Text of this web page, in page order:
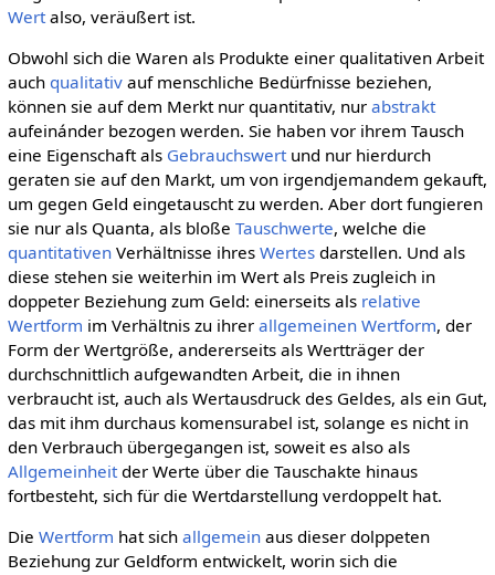
Wertalso, veräußert ist.
Obwohl sich die Waren als Produkte einer qualitativen Arbeit
auch qualitativauf menschliche Bedürfnisse beziehen,
können sie auf dem Merkt nur quantitativ, nur abstrakt
aufeinánder bezogen werden. Sie haben vor ihrem Tausch
eine Eigenschaft als Gebrauchswertund nur hierdurch
geraten sie auf den Markt, um von irgendjemandem gekauft,
um gegen Geld eingetauscht zu werden. Aber dort fungieren
sie nur als Quanta, als bloße Tauschwerte, welche die
quantitativenVerhältnisse ihres Wertesdarstellen. Und als
diese stehen sie weiterhin im Wert als Preis zugleich in
doppeter Beziehung zum Geld: einerseits als relative
Wertform im Verhältnis zu ihrer allgemeinen Wertform, der
Form der Wertgröße, andererseits als Wertträger der
durchschnittlich aufgewandten Arbeit, die in ihnen
verbraucht ist, auch als Wertausdruck des Geldes, als ein Gut,
das mit ihm durchaus komensurabel ist, solange es nicht in
den Verbrauch übergegangen ist, soweit es also als
Allgemeinheitder Werte über die Tauschakte hinaus
fortbesteht, sich für die Wertdarstellung verdoppelt hat.
Die Wertform hat sich allgemeinaus dieser dolppeten
Beziehung zur Geldform entwickelt, worin sich die